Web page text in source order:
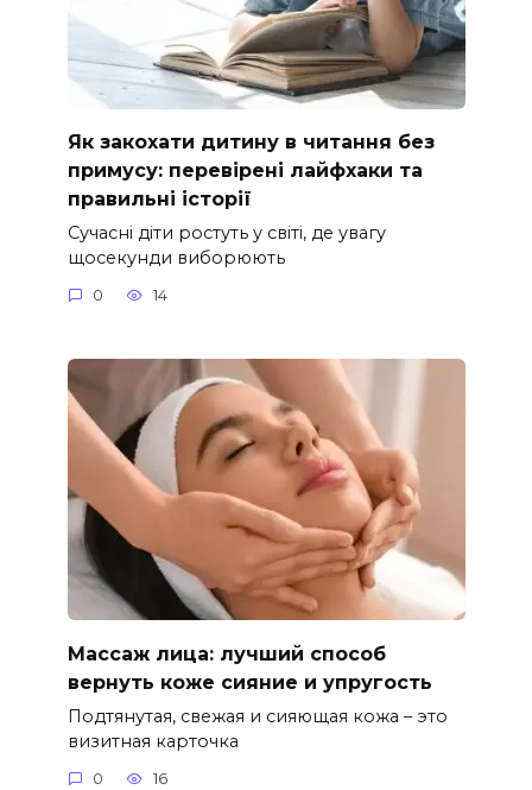
Як закохати дитину в читання без
примусу: перевірені лайфхаки та
правильні історії
Сучасні діти ростуть у світі, де увагу
щосекунди виборюють
0 14
Массаж лица: лучший способ
вернуть коже сияние и упругость
Подтянутая, свежая и сияющая кожа – это
визитная карточка
0 16